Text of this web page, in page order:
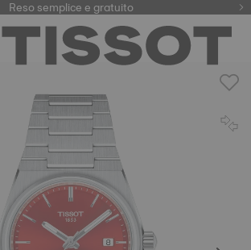
Reso semplice e gratuito